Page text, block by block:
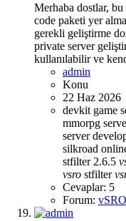
Merhaba dostlar,
code paketi yer
gerekli geliştirme
private server
kullanılabilir ve
admin
Konu
22 Haz 2026
devkit game
mmorpg
server
silkroad
stfilter 2.6.5
vsro stfilter
Cevaplar: 5
Forum: